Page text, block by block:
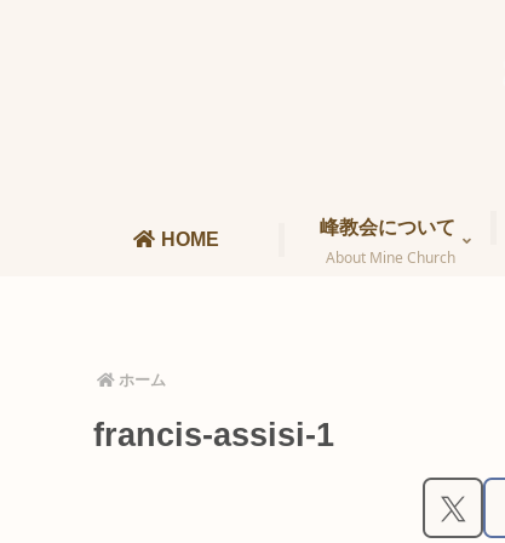
HOME
峰教会について
About Mine Church
ホーム
francis-assisi-1